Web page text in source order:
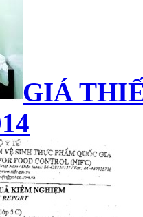
GIÁ